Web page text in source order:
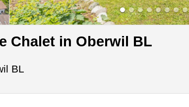
Chalet in Oberwil BL
BL